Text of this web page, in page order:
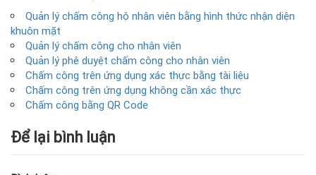
Quản lý chấm công hộ nhân viên bằng hình thức nhận diện
khuôn mặt
Quản lý chấm công cho nhân viên
Quản lý phê duyệt chấm công cho nhân viên
Chấm công trên ứng dụng xác thực bằng tài liệu
Chấm công trên ứng dụng không cần xác thực
Chấm công bằng QR Code
Để lại bình luận